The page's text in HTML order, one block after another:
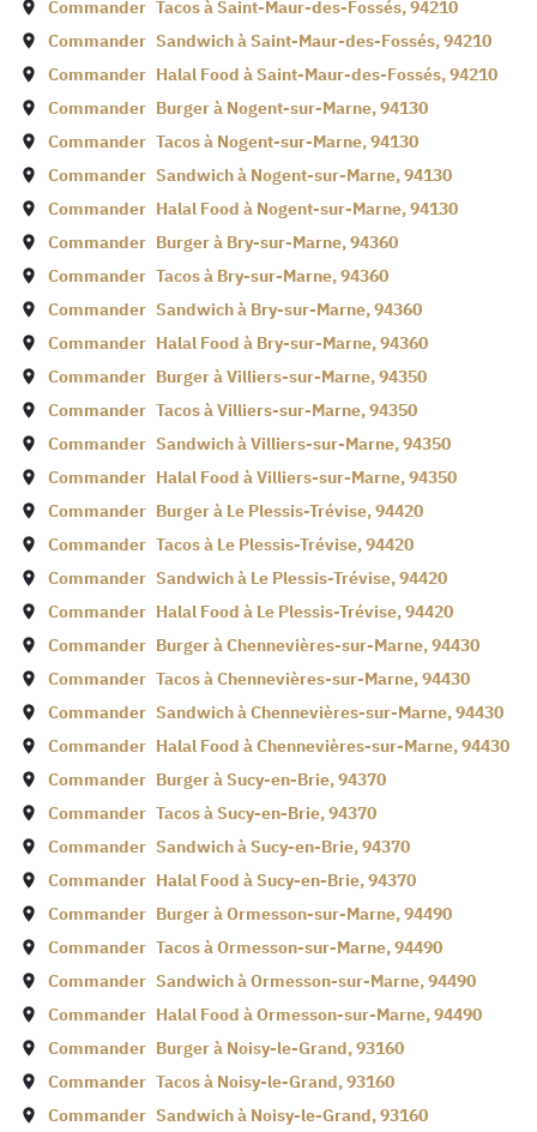
Commander Tacos àSaint-Maur-des-Fossés,94210
Commander Sandwich àSaint-Maur-des-Fossés,94210
Commander Halal Food àSaint-Maur-des-Fossés,94210
Commander Burger à Nogent-sur-Marne,94130
Commander Tacos à Nogent-sur-Marne,94130
Commander Sandwich à Nogent-sur-Marne,94130
Commander Halal Food à Nogent-sur-Marne,94130
Commander Burger à Bry-sur-Marne,94360
Commander Tacos à Bry-sur-Marne,94360
Commander Sandwich à Bry-sur-Marne,94360
Commander Halal Food à Bry-sur-Marne,94360
Commander Burger àVilliers-sur-Marne,94350
Commander Tacos àVilliers-sur-Marne,94350
Commander Sandwich àVilliers-sur-Marne,94350
Commander Halal Food àVilliers-sur-Marne,94350
Commander Burger à Le Plessis-Trévise,94420
Commander Tacos à Le Plessis-Trévise,94420
Commander Sandwich à Le Plessis-Trévise,94420
Commander Halal Food à Le Plessis-Trévise,94420
Commander Burger àChennevières-sur-Marne,94430
Commander Tacos àChennevières-sur-Marne,94430
Commander Sandwich àChennevières-sur-Marne,94430
Commander Halal Food àChennevières-sur-Marne,94430
Commander Burger àSucy-en-Brie,94370
Commander Tacos àSucy-en-Brie,94370
Commander Sandwich àSucy-en-Brie,94370
Commander Halal Food àSucy-en-Brie,94370
Commander Burger àOrmesson-sur-Marne,94490
Commander Tacos àOrmesson-sur-Marne,94490
Commander Sandwich àOrmesson-sur-Marne,94490
Commander Halal Food àOrmesson-sur-Marne,94490
Commander Burger à Noisy-le-Grand,93160
Commander Tacos à Noisy-le-Grand,93160
Commander Sandwich à Noisy-le-Grand,93160